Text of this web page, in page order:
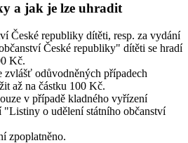
a jak je lze uhradit
České republiky dítěti, resp. za vydání
České republiky" dítěti se hradí
Kč.
odůvodněných případech
až na částku 100 Kč.
v případě kladného vyřízení
o udělení státního občanství
zpoplatněno.